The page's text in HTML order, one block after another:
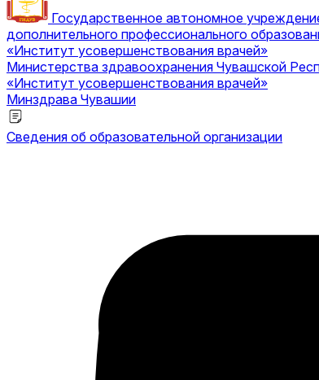
Государственное автономное
дополнительного профессионального
«Институт усовершенствования врачей»
Министерства здравоохранения Чувашской
«Институт усовершенствования врачей»
Минздрава Чувашии
Сведения об образовательной организации